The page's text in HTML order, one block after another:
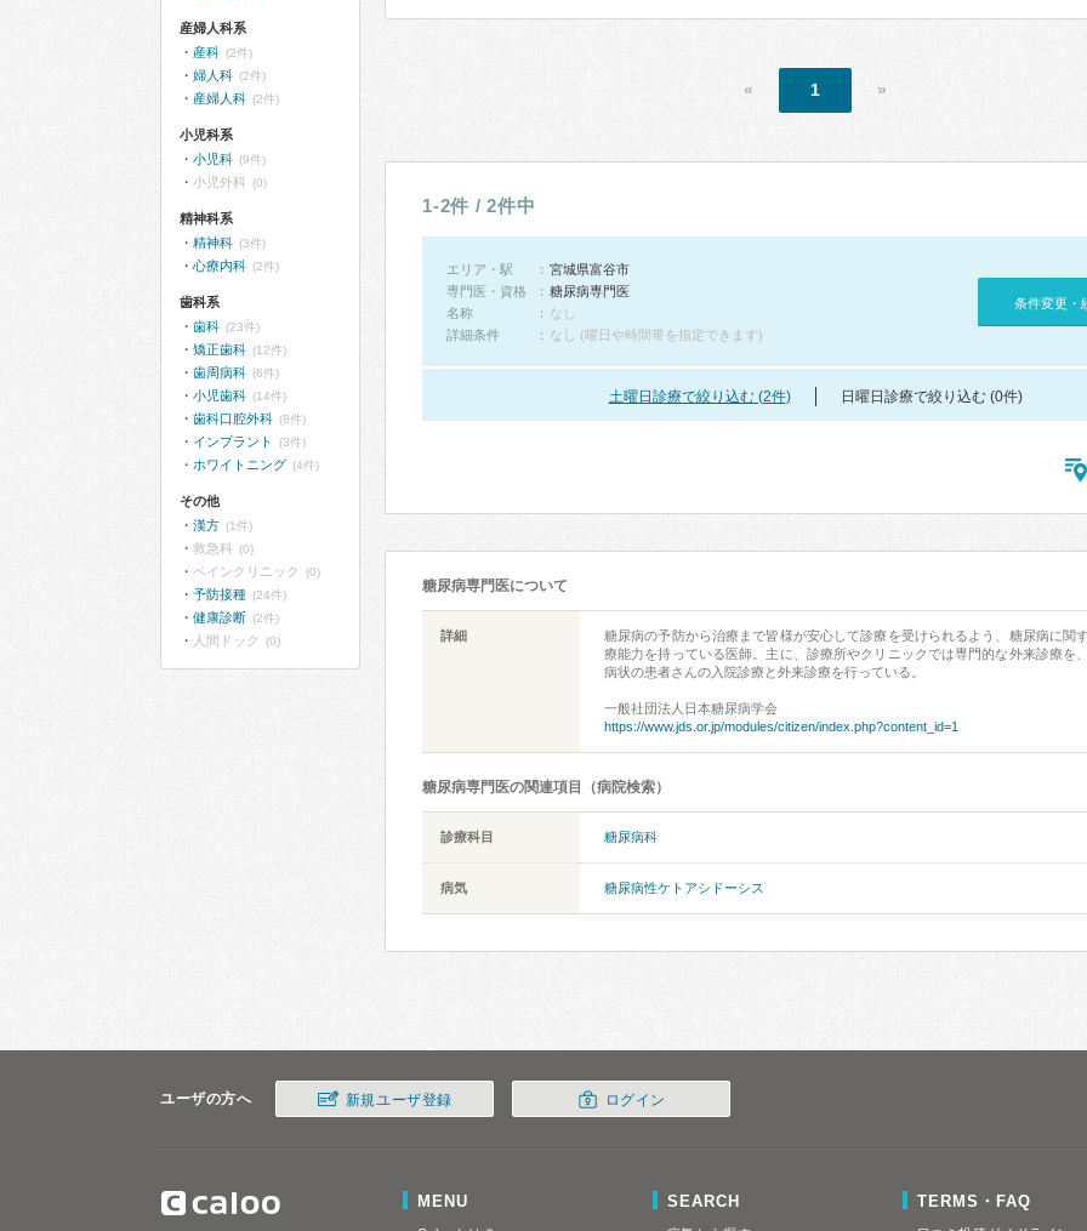
« 1 »
1-2件 / 2件中
エリア・駅
宮城県富谷市
専門医・資格
糖尿病専門医
名称
なし
詳細条件
なし (曜日や時間帯を指定できます)
条件変更・
土曜日診療で絞り込む (2件) 日曜日診療で絞り込む (0件)
糖尿病専門医について
詳細
糖尿病の予防から治療まで皆様が安心して診療を受けられるよう、糖尿病に関
療能力を持っている医師。主に、診療所やクリニックでは専門的な外来診療を
病状の患者さんの入院診療と外来診療を行っている。
一般社団法人日本糖尿病学会
https://www.jds.or.jp/modules/citizen/index.php?content_id=1
糖尿病専門医の関連項目（病院検索）
診療科目 糖尿病科
病気 糖尿病性ケトアシドーシス
産婦人科系
産科 (2件)
婦人科 (2件)
産婦人科 (2件)
小児科系
小児科 (9件)
小児外科 (0)
精神科系
精神科 (3件)
心療内科 (2件)
歯科系
歯科 (23件)
矯正歯科 (12件)
歯周病科 (6件)
小児歯科 (14件)
歯科口腔外科 (8件)
インプラント (3件)
ホワイトニング (4件)
その他
漢方 (1件)
救急科 (0)
ペインクリニック (0)
予防接種 (24件)
健康診断 (2件)
人間ドック (0)
ユーザの方へ 新規ユーザ登録 ログイン
MENU SEARCH TERMS・FAQ